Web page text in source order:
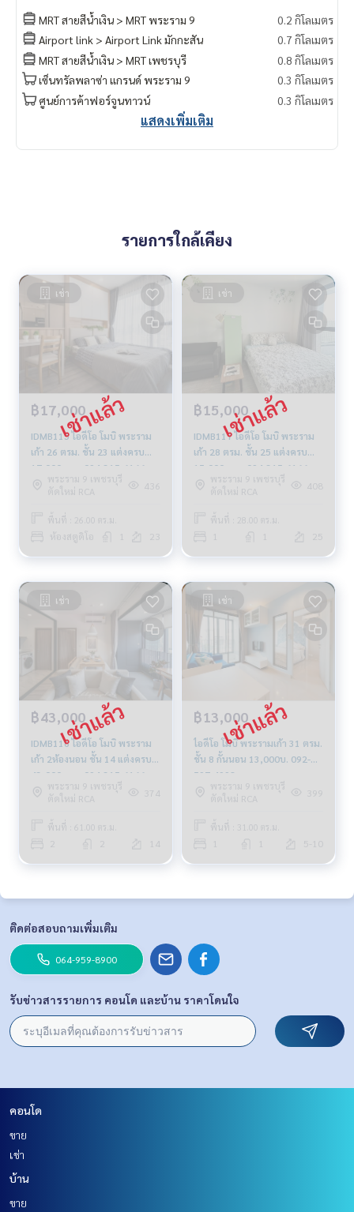
MRT สายสีน้ำเงิน > MRT พระราม 9
0.2 กิโลเมตร
Airport link > Airport Link มักกะสัน
0.7 กิโลเมตร
MRT สายสีน้ำเงิน > MRT เพชรบุรี
0.8 กิโลเมตร
เซ็นทรัลพลาซ่า แกรนด์ พระราม 9
0.3 กิโลเมตร
ศูนย์การค้าฟอร์จูนทาวน์
0.3 กิโลเมตร
แสดงเพิ่มเติม
รายการใกล้เคียง
เช่า
฿17,000
IDMB115 ไอดีโอ โมบิ พระราม
เก้า 26 ตรม. ชั้น 23 แต่งครบ
17,000 บาท 094-315-6166
พระราม 9 เพชรบุรี
ตัดใหม่ RCA
436
พื้นที่ : 26.00 ตร.ม.
ห้องสตูดิโอ
เช่า
฿15,000
IDMB117 ไอดีโอ โมบิ พระราม
เก้า 28 ตรม. ชั้น 25 แต่งครบ
15,000 บาท 094-315-6166
พระราม 9 เพชรบุรี
ตัดใหม่ RCA
408
พื้นที่ : 28.00 ตร.ม.
25
เช่า
฿43,000
IDMB116 ไอดีโอ โมบิ พระราม
เก้า 2ห้องนอน ชั้น 14 แต่งครบ
43,000 บาท 094-315-6166
พระราม 9 เพชรบุรี
ตัดใหม่ RCA
374
พื้นที่ : 61.00 ตร.ม.
14
เช่า
฿13,000
ไอดีโอ โมบิ พระรามเก้า 31 ตรม.
ชั้น 8 กั้นนอน 13,000บ. 092-
597-4998
พระราม 9 เพชรบุรี
ตัดใหม่ RCA
399
พื้นที่ : 31.00 ตร.ม.
5-10
ติดต่อสอบถามเพิ่มเติม
064-959-8900
รับข่าวสารรายการ คอนโด และบ้าน ราคาโดนใจ
คอนโด
ขาย
เช่า
บ้าน
ขาย